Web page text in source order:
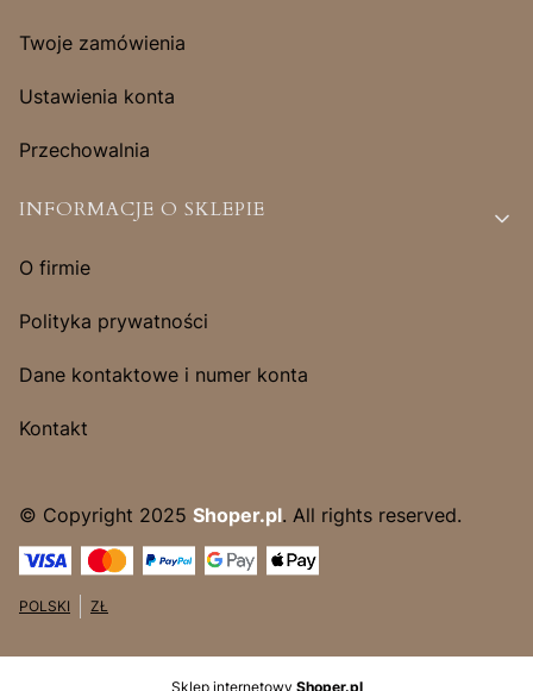
Twoje zamówienia
Ustawienia konta
Przechowalnia
INFORMACJE O SKLEPIE
O firmie
Polityka prywatności
Dane kontaktowe i numer konta
Kontakt
© Copyright 2025 Shoper.pl. All rights reserved.
POLSKI ZŁ
Sklep internetowy Shoper.pl